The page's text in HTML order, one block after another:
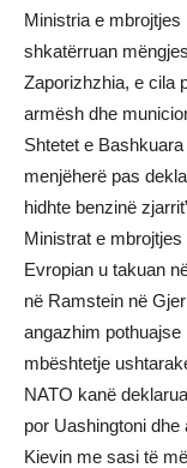
Ministria e
shkatërruan
Zaporizhzhia, e cila
armësh dhe
Shtetet e
menjëherë pas
hidhte benzinë
Ministrat e
Evropian u takuan
në Ramstein në
angazhim
mbështetje
NATO kanë
por Uashingtoni dhe
Kievin me sasi të